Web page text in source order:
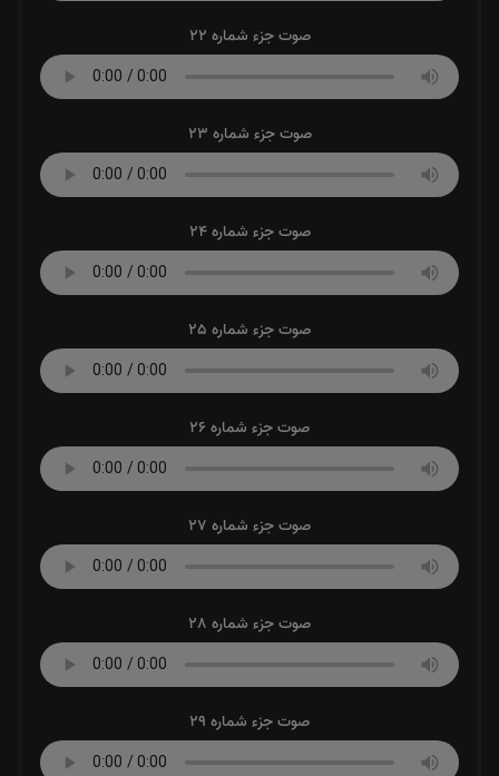
صوت جزء شماره 22
صوت جزء شماره 23
صوت جزء شماره 24
صوت جزء شماره 25
صوت جزء شماره 26
صوت جزء شماره 27
صوت جزء شماره 28
صوت جزء شماره 29